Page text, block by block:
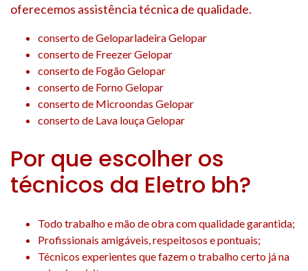
oferecemos assistência técnica de qualidade.
conserto de Geloparladeira Gelopar
conserto de Freezer Gelopar
conserto de Fogão Gelopar
conserto de Forno Gelopar
conserto de Microondas Gelopar
conserto de Lava louça Gelopar
Por que escolher os
técnicos da Eletro bh?
Todo trabalho e mão de obra com qualidade garantida;
Profissionais amigáveis, respeitosos e pontuais;
Técnicos experientes que fazem o trabalho certo já na